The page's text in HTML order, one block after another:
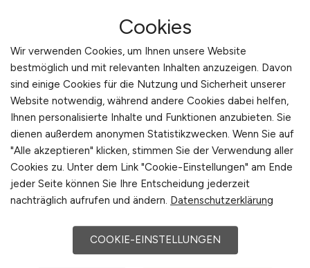
Ausbildung zum
Anlagenmechaniker(m/w/d)
Jäger Heizung-Sanitär GmbH
vor 3 Tagen
Karlsruhe
Cookies
Wir verwenden Cookies, um Ihnen unsere Website
bestmöglich und mit relevanten Inhalten anzuzeigen. Davon
sind einige Cookies für die Nutzung und Sicherheit unserer
Website notwendig, während andere Cookies dabei helfen,
Ihnen personalisierte Inhalte und Funktionen anzubieten. Sie
dienen außerdem anonymen Statistikzwecken. Wenn Sie auf
"Alle akzeptieren" klicken, stimmen Sie der Verwendung aller
Cookies zu. Unter dem Link "Cookie-Einstellungen" am Ende
jeder Seite können Sie Ihre Entscheidung jederzeit
nachträglich aufrufen und ändern. Datenschutzerklärung
COOKIE-EINSTELLUNGEN